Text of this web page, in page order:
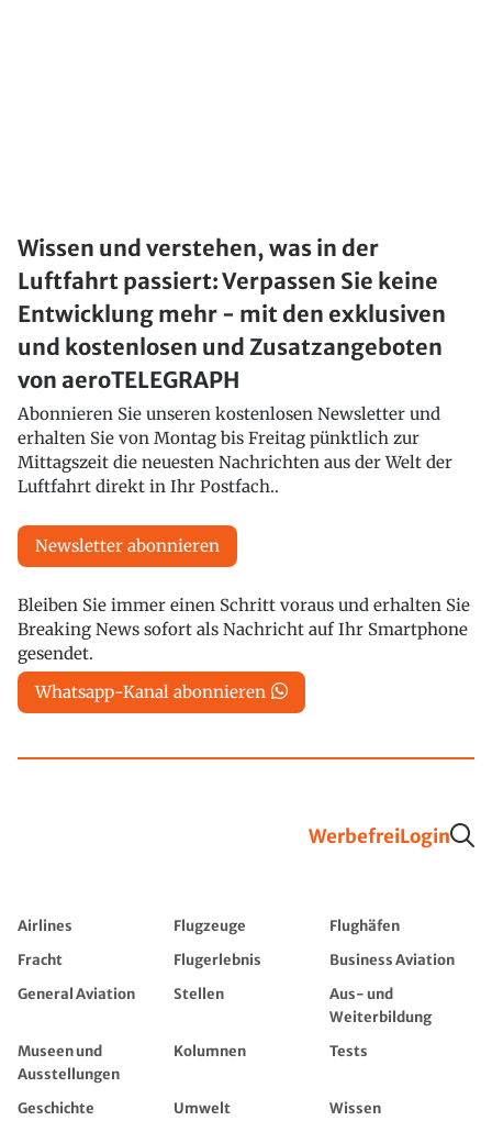
Wissen und verstehen, was in der
Luftfahrt passiert: Verpassen Sie keine
Entwicklung mehr - mit den exklusiven
und kostenlosen und Zusatzangeboten
von aeroTELEGRAPH
Abonnieren Sie unseren kostenlosen Newsletter und
erhalten Sie von Montag bis Freitag pünktlich zur
Mittagszeit die neuesten Nachrichten aus der Welt der
Luftfahrt direkt in Ihr Postfach..
Newsletter abonnieren
Bleiben Sie immer einen Schritt voraus und erhalten Sie
Breaking News sofort als Nachricht auf Ihr Smartphone
gesendet.
Whatsapp-Kanal abonnieren
WerbefreiLogin
Airlines Flugzeuge
Flughäfen
Fracht
Flugerlebnis
Business Aviation
General Aviation
Stellen
Aus- und
Weiterbildung
Museen und
Ausstellungen
Kolumnen Tests
Geschichte Umwelt
Wissen